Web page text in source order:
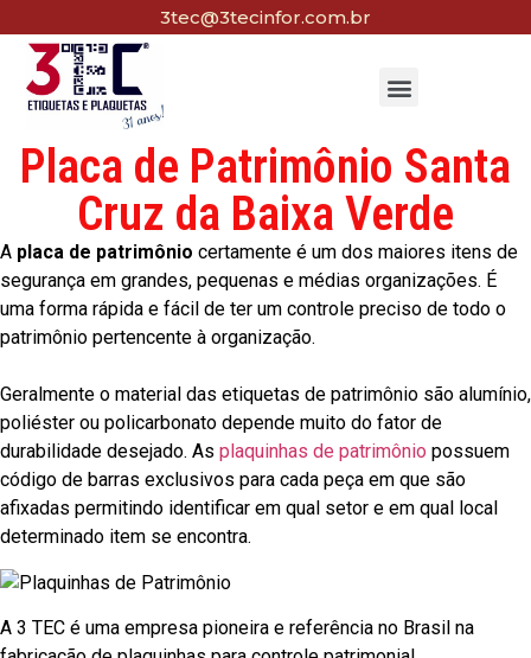
3tec@3tecinfor.com.br
Placa de Patrimônio Santa
Cruz da Baixa Verde
A placa de patrimônio certamente é um dos maiores itens de
segurança em grandes, pequenas e médias organizações. É
uma forma rápida e fácil de ter um controle preciso de todo o
patrimônio pertencente à organização.
Geralmente o material das etiquetas de patrimônio são alumínio,
poliéster ou policarbonato depende muito do fator de
durabilidade desejado. As plaquinhas de patrimônio possuem
código de barras exclusivos para cada peça em que são
afixadas permitindo identificar em qual setor e em qual local
determinado item se encontra.
A 3 TEC é uma empresa pioneira e referência no Brasil na